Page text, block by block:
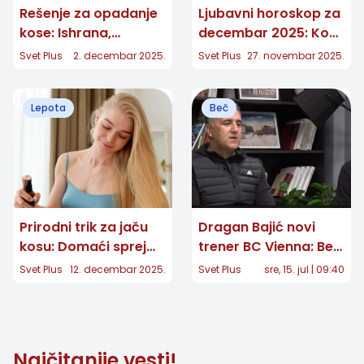
Rešenje za opadanje
kose: Ishrana,
vitamini i pravilna
Svet Plus 2. decembar 2025.
Ljubavni horoskop za
decembar 2025: Ko
dobija novu šansu, a
poglavlje?
Svet Plus 27. novembar 2025.
Lepota
Prirodni trik za jaču
kosu: Domaći sprej
koji se pravi za 5
Svet Plus 12. decembar 2025.
Beč
Dragan Bajić novi
trener BC Vienna: Beč
cilja evropsku
Svet Plus sre, 15. jul | 09:40